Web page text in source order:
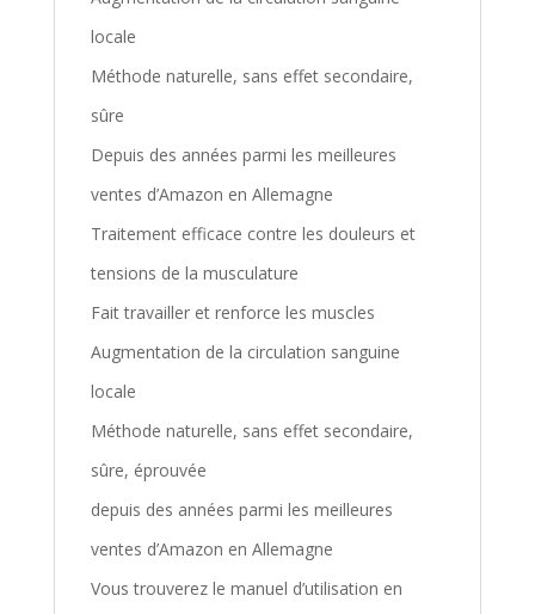
locale
Méthode naturelle, sans effet secondaire,
sûre
Depuis des années parmi les meilleures
ventes d’Amazon en Allemagne
Traitement efficace contre les douleurs et
tensions de la musculature
Fait travailler et renforce les muscles
Augmentation de la circulation sanguine
locale
Méthode naturelle, sans effet secondaire,
sûre, éprouvée
depuis des années parmi les meilleures
ventes d’Amazon en Allemagne
Vous trouverez le manuel d’utilisation en